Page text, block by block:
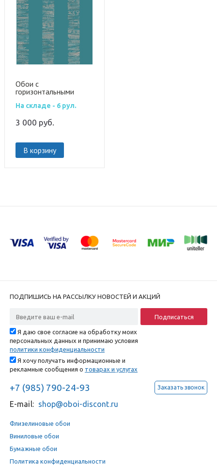
Обои с
горизонтальными
На складе - 6 рул.
3 000 руб.
В корзину
ПОДПИШИСЬ НА РАССЫЛКУ НОВОСТЕЙ И АКЦИЙ
Я даю свое согласие на обработку моих
персональных данных и принимаю условия
политики конфиденциальности
Я хочу получать информационные и
рекламные сообщения о товарах и услугах
+7 (985) 790-24-93 Заказать звонок
E-mail: shop@oboi-discont.ru
Флизелиновые обои
Виниловые обои
Бумажные обои
Политика конфиденциальности